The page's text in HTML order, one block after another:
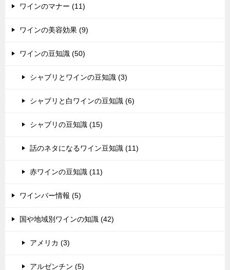
ワインのマナー (11)
ワインの美容効果 (9)
ワインの豆知識 (50)
シャブリとワインの豆知識 (3)
シャブリと白ワインの豆知識 (6)
シャブリの豆知識 (15)
話のネタになるワイン豆知識 (11)
赤ワインの豆知識 (11)
ワインバー情報 (5)
国や地域別ワインの知識 (42)
アメリカ (3)
アルゼンチン (5)